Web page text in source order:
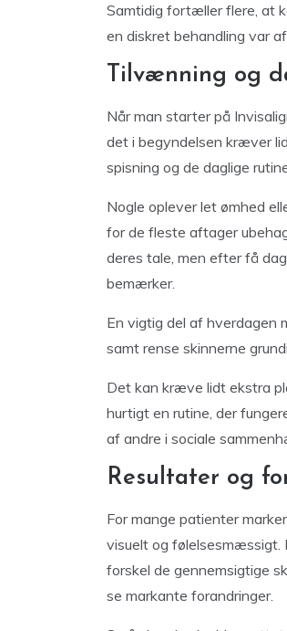
Samtidig fortæller flere, at
en diskret behandling var
Tilvænning og
Når man starter på
det i begyndelsen kræver
spisning og de daglige
Nogle oplever let ømhed
for de fleste aftager
deres tale, men efter få
bemærker.
En vigtig del af hverdagen
samt rense skinnerne
Det kan kræve lidt ekstra
hurtigt en rutine, der
af andre i sociale
Resultater og
For mange patienter
visuelt og følelsesmæssigt.
forskel de gennemsigtige
se markante forandringer.